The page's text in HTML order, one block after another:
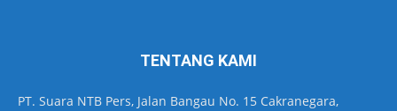
TENTANG KAMI
PT. Suara NTB Pers, Jalan Bangau No. 15 Cakranegara,